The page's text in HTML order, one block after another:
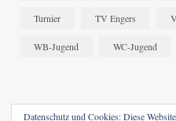
Datenschutz und Cookies: Diese
Turnier TV Engers
WB-Jugend WC-Jugend